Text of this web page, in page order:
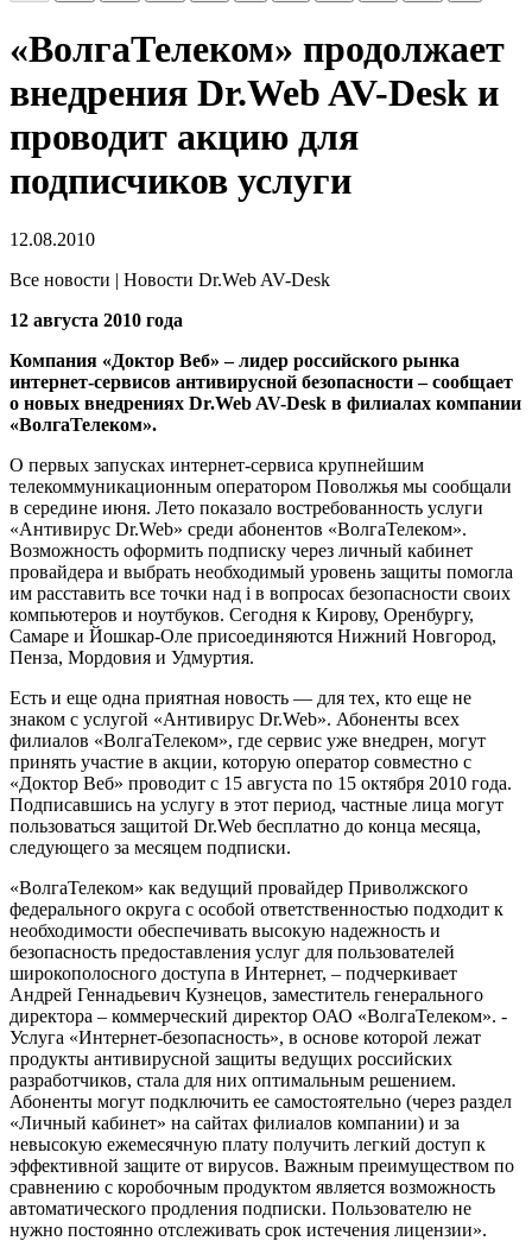
«ВолгаТелеком» продолжает
внедрения Dr.Web AV-Desk и
проводит акцию для
подписчиков услуги
12.08.2010
Все новости | Новости Dr.Web AV-Desk
12 августа 2010 года
Компания «Доктор Веб» – лидер российского рынка
интернет-сервисов антивирусной безопасности – сообщает
о новых внедрениях Dr.Web AV-Desk в филиалах компании
«ВолгаТелеком».
О первых запусках интернет-сервиса крупнейшим
телекоммуникационным оператором Поволжья мы сообщали
в середине июня. Лето показало востребованность услуги
«Антивирус Dr.Web» среди абонентов «ВолгаТелеком».
Возможность оформить подписку через личный кабинет
провайдера и выбрать необходимый уровень защиты помогла
им расставить все точки над i в вопросах безопасности своих
компьютеров и ноутбуков. Сегодня к Кирову, Оренбургу,
Самаре и Йошкар-Оле присоединяются Нижний Новгород,
Пенза, Мордовия и Удмуртия.
Есть и еще одна приятная новость — для тех, кто еще не
знаком с услугой «Антивирус Dr.Web». Абоненты всех
филиалов «ВолгаТелеком», где сервис уже внедрен, могут
принять участие в акции, которую оператор совместно с
«Доктор Веб» проводит с 15 августа по 15 октября 2010 года.
Подписавшись на услугу в этот период, частные лица могут
пользоваться защитой Dr.Web бесплатно до конца месяца,
следующего за месяцем подписки.
«ВолгаТелеком» как ведущий провайдер Приволжского
федерального округа с особой ответственностью подходит к
необходимости обеспечивать высокую надежность и
безопасность предоставления услуг для пользователей
широкополосного доступа в Интернет, – подчеркивает
Андрей Геннадьевич Кузнецов, заместитель генерального
директора – коммерческий директор ОАО «ВолгаТелеком». -
Услуга «Интернет-безопасность», в основе которой лежат
продукты антивирусной защиты ведущих российских
разработчиков, стала для них оптимальным решением.
Абоненты могут подключить ее самостоятельно (через раздел
«Личный кабинет» на сайтах филиалов компании) и за
невысокую ежемесячную плату получить легкий доступ к
эффективной защите от вирусов. Важным преимуществом по
сравнению с коробочным продуктом является возможность
автоматического продления подписки. Пользователю не
нужно постоянно отслеживать срок истечения лицензии».